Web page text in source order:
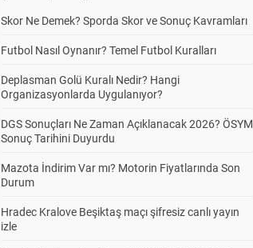
Skor Ne Demek? Sporda Skor ve Sonuç Kavramları
Futbol Nasıl Oynanır? Temel Futbol Kuralları
Deplasman Golü Kuralı Nedir? Hangi
Organizasyonlarda Uygulanıyor?
DGS Sonuçları Ne Zaman Açıklanacak 2026? ÖSYM
Sonuç Tarihini Duyurdu
Mazota İndirim Var mı? Motorin Fiyatlarında Son
Durum
Hradec Kralove Beşiktaş maçı şifresiz canlı yayın
izle